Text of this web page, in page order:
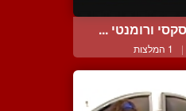
ורומנטי ...
| 1 המלצות